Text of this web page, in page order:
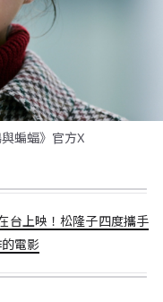
蝙蝠》官方X
台上映！松隆子四度攜手
電影